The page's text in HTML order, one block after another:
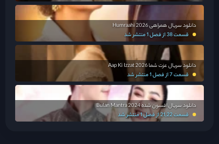
دانلود سریال همراهی Humraahi 2026
قسمت 38 از فصل 1 منتشر شد
دانلود سریال عزت شما Aap Ki Izzat 2026
قسمت 7 از فصل 1 منتشر شد
دانلود سریال افسون شده Bulan Mantra 2024
قسمت 21,22 از فصل 1 منتشر شد